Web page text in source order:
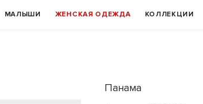
МАЛЫШИ ЖЕНСКАЯ ОДЕЖДА КОЛЛЕКЦИИ
Панама